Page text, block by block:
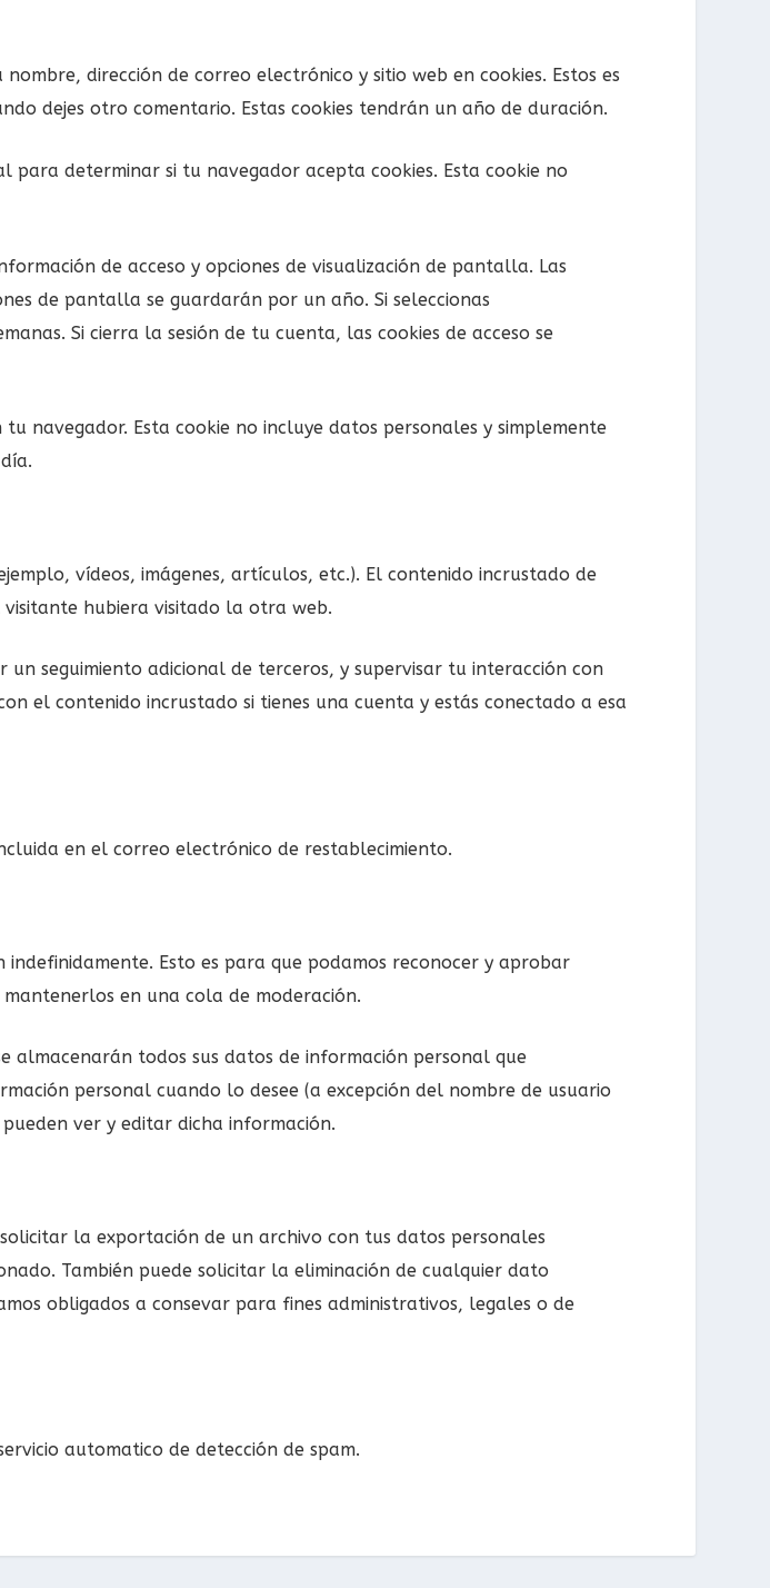
dirección de correo electrónico y sitio web en cookies. Estos es
dejes otro comentario. Estas cookies tendrán un año de duración.
para determinar si tu navegador acepta cookies. Esta cookie no
de acceso y opciones de visualización de pantalla. Las
de pantalla se guardarán por un año. Si seleccionas
Si cierra la sesión de tu cuenta, las cookies de acceso se
navegador. Esta cookie no incluye datos personales y simplemente
vídeos, imágenes, artículos, etc.). El contenido incrustado de
hubiera visitado la otra web.
seguimiento adicional de terceros, y supervisar tu interacción con
el contenido incrustado si tienes una cuenta y estás conectado a esa
en el correo electrónico de restablecimiento.
Esto es para que podamos reconocer y aprobar
en una cola de moderación.
almacenarán todos sus datos de información personal que
personal cuando lo desee (a excepción del nombre de usuario
ver y editar dicha información.
la exportación de un archivo con tus datos personales
También puede solicitar la eliminación de cualquier dato
obligados a consevar para fines administrativos, legales o de
automatico de detección de spam.